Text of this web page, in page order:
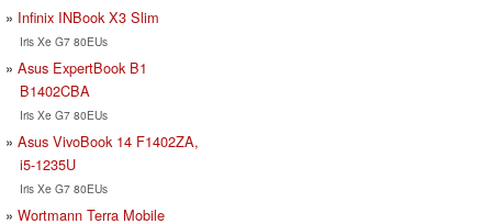
Infinix INBook X3 Slim
Iris Xe G7 80EUs
Asus ExpertBook B1
B1402CBA
Iris Xe G7 80EUs
Asus VivoBook 14 F1402ZA,
i5-1235U
Iris Xe G7 80EUs
Wortmann Terra Mobile